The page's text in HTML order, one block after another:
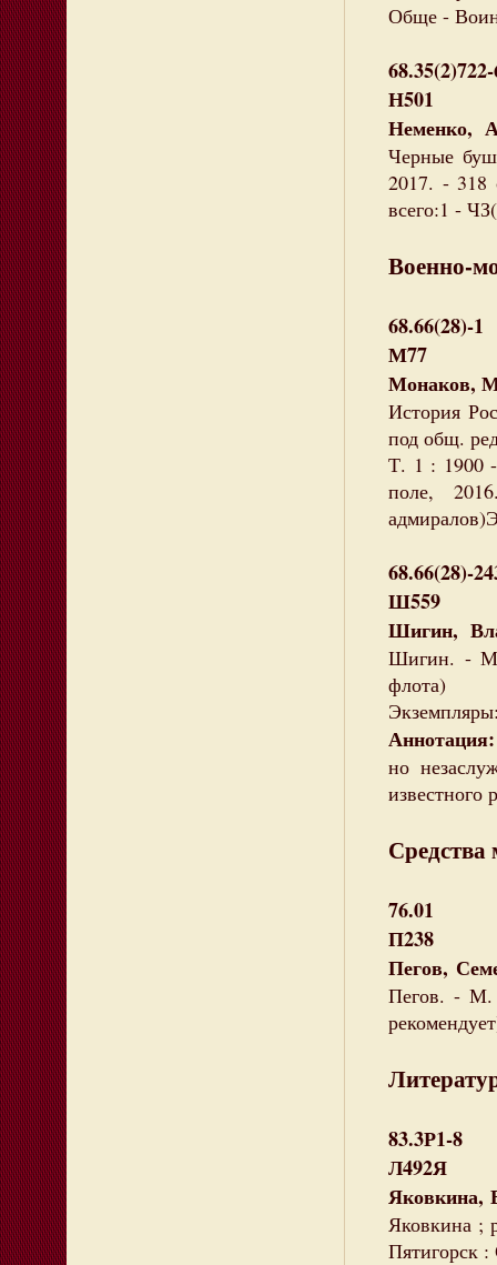
Обще -
Н501
Неменко,
Черные
2017. - 318
всего:1 -
Военно-
68.66(28)-1
М77
Монаков,
История
под общ.
Т. 1 : 1900
поле,
68.66(28)-
Ш559
Шигин,
Шигин. - М
флота)
но
известного
76.01
П238
Пегов,
Пегов. - М.
83.3Р1-8
Л492Я
Яковкина,
Яковкина ;
Пятигорск